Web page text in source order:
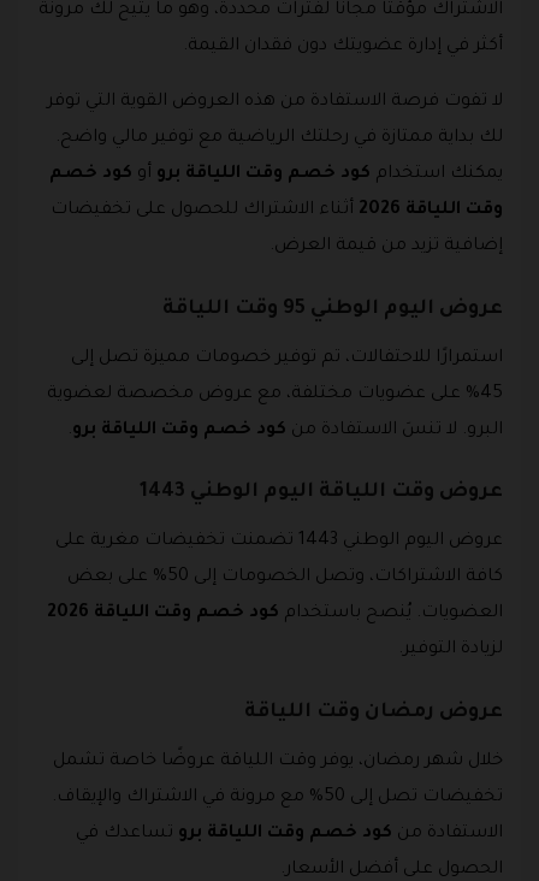
الاشتراك مؤقتًا مجانًا لفترات محددة، وهو ما يتيح لك مرونة
أكثر في إدارة عضويتك دون فقدان القيمة.
لا تفوت فرصة الاستفادة من هذه العروض القوية التي توفر
لك بداية ممتازة في رحلتك الرياضية مع توفير مالي واضح.
يمكنك استخدام كود خصم وقت اللياقة برو أو كود خصم
وقت اللياقة 2026
أثناء الاشتراك للحصول على تخفيضات
إضافية تزيد من قيمة العرض.
عروض اليوم الوطني 95 وقت اللياقة
استمرارًا للاحتفالات، تم توفير خصومات مميزة تصل إلى
45% على عضويات مختلفة، مع عروض مخصصة لعضوية
البرو. لا تنسَ الاستفادة من كود خصم وقت اللياقة برو.
عروض وقت اللياقة اليوم الوطني 1443
عروض اليوم الوطني 1443 تضمنت تخفيضات مغرية على
كافة الاشتراكات، وتصل الخصومات إلى 50% على بعض
العضويات. يُنصح باستخدام كود خصم وقت اللياقة 2026
لزيادة التوفير.
عروض رمضان وقت اللياقة
خلال شهر رمضان، يوفر وقت اللياقة عروضًا خاصة تشمل
تخفيضات تصل إلى 50% مع مرونة في الاشتراك والإيقاف.
الاستفادة من كود خصم وقت اللياقة برو تساعدك في
الحصول على أفضل الأسعار.